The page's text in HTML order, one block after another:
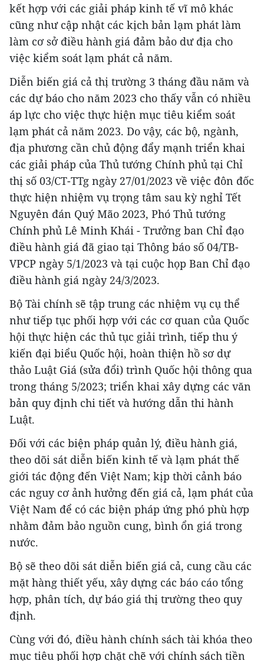
kết hợp với các giải pháp kinh tế vĩ mô khác
cũng như cập nhật các kịch bản lạm phát làm
làm cơ sở điều hành giá đảm bảo dư địa cho
việc kiểm soát lạm phát cả năm.
Diễn biến giá cả thị trường 3 tháng đầu năm và
các dự báo cho năm 2023 cho thấy vẫn có nhiều
áp lực cho việc thực hiện mục tiêu kiểm soát
lạm phát cả năm 2023. Do vậy, các bộ, ngành,
địa phương cần chủ động đẩy mạnh triển khai
các giải pháp của Thủ tướng Chính phủ tại Chỉ
thị số 03/CT-TTg ngày 27/01/2023 về việc đôn đốc
thực hiện nhiệm vụ trọng tâm sau kỳ nghỉ Tết
Nguyên đán Quý Mão 2023, Phó Thủ tướng
Chính phủ Lê Minh Khái - Trưởng ban Chỉ đạo
điều hành giá đã giao tại Thông báo số 04/TB-
VPCP ngày 5/1/2023 và tại cuộc họp Ban Chỉ đạo
điều hành giá ngày 24/3/2023.
Bộ Tài chính sẽ tập trung các nhiệm vụ cụ thể
như tiếp tục phối hợp với các cơ quan của Quốc
hội thực hiện các thủ tục giải trình, tiếp thu ý
kiến đại biểu Quốc hội, hoàn thiện hồ sơ dự
thảo Luật Giá (sửa đổi) trình Quốc hội thông qua
trong tháng 5/2023; triển khai xây dựng các văn
bản quy định chi tiết và hướng dẫn thi hành
Luật.
Đối với các biện pháp quản lý, điều hành giá,
theo dõi sát diễn biến kinh tế và lạm phát thế
giới tác động đến Việt Nam; kịp thời cảnh báo
các nguy cơ ảnh hưởng đến giá cả, lạm phát của
Việt Nam để có các biện pháp ứng phó phù hợp
nhằm đảm bảo nguồn cung, bình ổn giá trong
nước.
Bộ sẽ theo dõi sát diễn biến giá cả, cung cầu các
mặt hàng thiết yếu, xây dựng các báo cáo tổng
hợp, phân tích, dự báo giá thị trường theo quy
định.
Cùng với đó, điều hành chính sách tài khóa theo
mục tiêu phối hợp chặt chẽ với chính sách tiền